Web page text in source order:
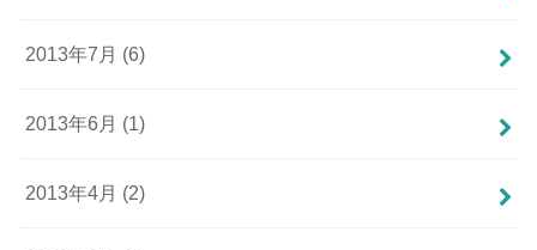
2013年7月 (6)
2013年6月 (1)
2013年4月 (2)